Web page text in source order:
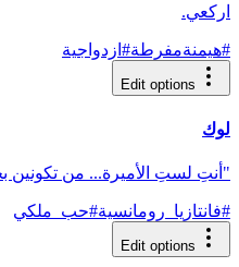
اركعي.
#هيمنةمفرطة# ازدواجية
Edit options
لوك
"أنتِ لستِ الأميرة... من تكونين
#فانتازيا_رومانسية#حب_ملكي
Edit options